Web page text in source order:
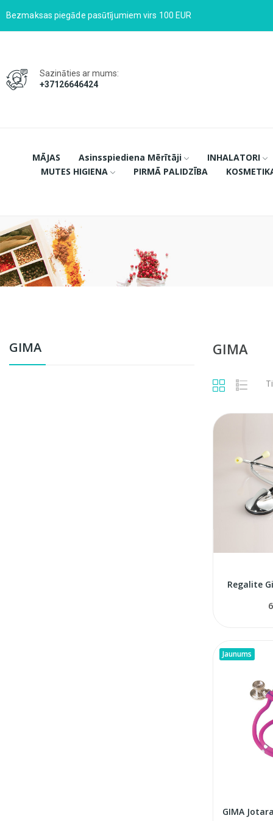
Bezmaksas piegāde pasūtījumiem virs 100 EUR
Sazināties ar mums:
+37126646424
MĀJAS Asinsspiediena Mērītāji
INHALATORI
MUTES HIGIENA
PIRMĀ PALIDZĪBA
GIMA GIMA
Regalite
Jaunums